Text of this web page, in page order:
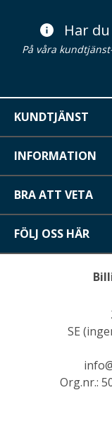
Har
På våra
KUNDTJÄNST
INFORMATION
BRA ATT VETA
FÖLJ OSS HÄR
SE
Org.nr.: